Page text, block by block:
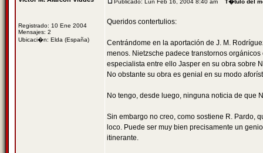
Registrado: 10 Ene 2004
Mensajes: 2
Ubicaci�n: Elda (España)
Publicado: Lun Feb 16, 2004 8:40 am T�tulo del
Queridos contertulios:
Centrándome en la aportación de J. M.
menos. Nietzsche padece transtornos
especialista entre ello Jasper en su obra sobre
No obstante su obra es genial en su modo
No tengo, desde luego, ninguna noticia de que
Sin embargo no creo, como sostiene R. Pardo,
loco. Puede ser muy bien precisamente un
itinerante.